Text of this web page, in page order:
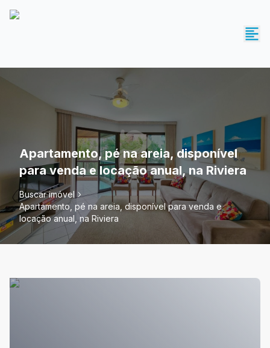
Apartamento, pé na areia, disponível
para venda e locação anual, na Riviera
Buscar imóvel
Apartamento, pé na areia, disponível para venda e
locação anual, na Riviera